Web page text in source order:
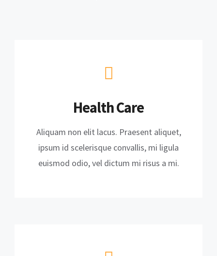
Health Care
Aliquam non elit lacus. Praesent aliquet,
ipsum id scelerisque convallis, mi ligula
euismod odio, vel dictum mi risus a mi.